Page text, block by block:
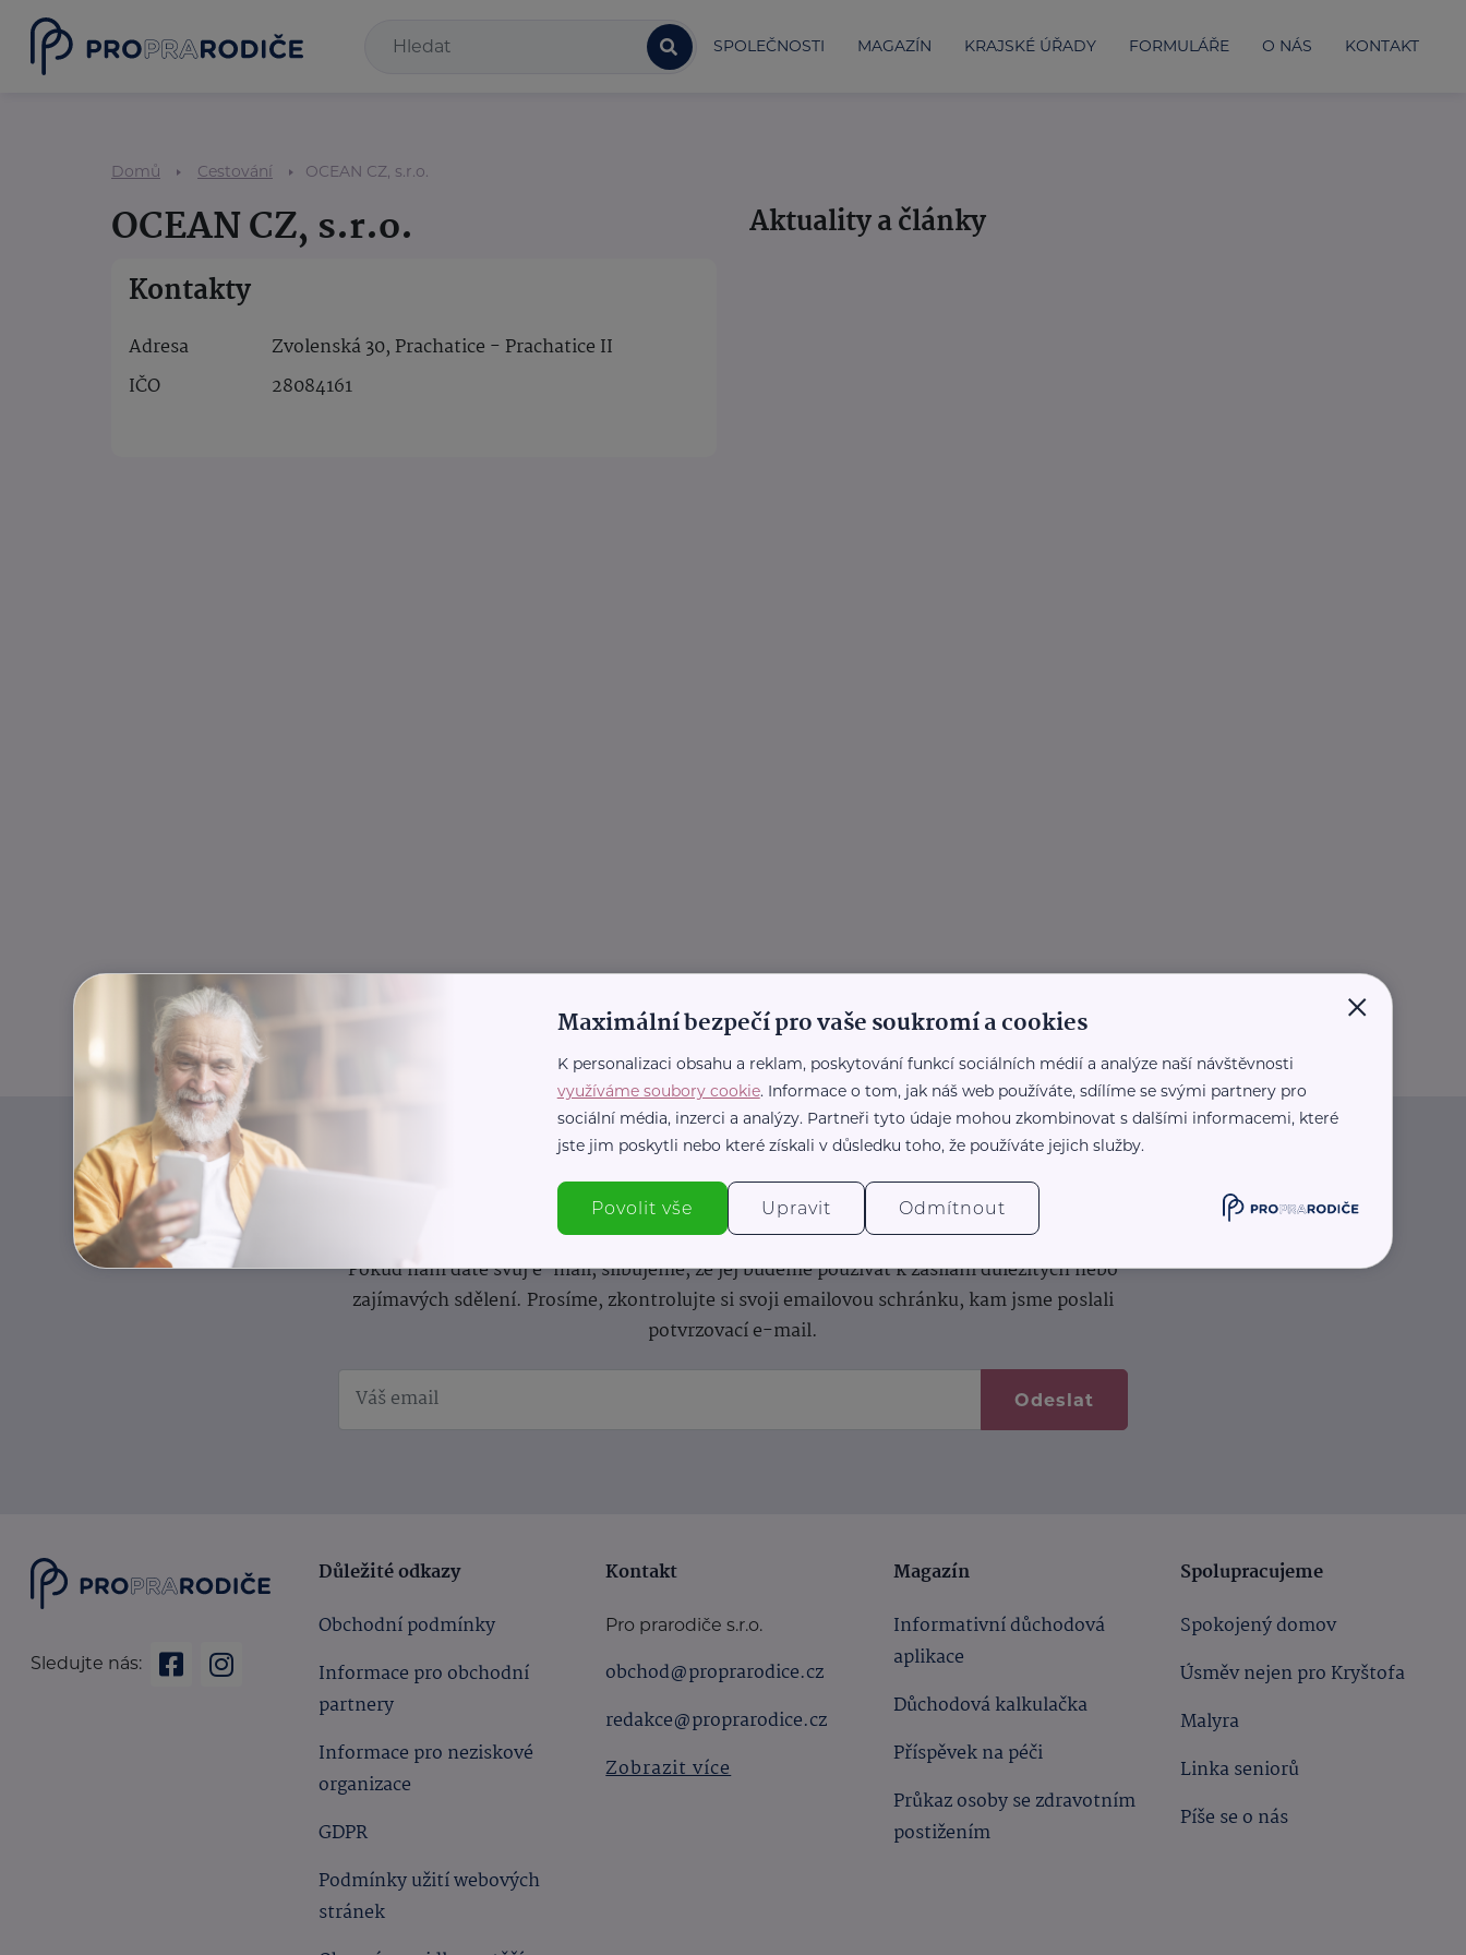
SPOLEČNOSTI MAGAZÍN KRAJSKÉ ÚŘADY FORMULÁŘE O NÁS KONTAKT
Domů Cestování OCEAN CZ, s.r.o.
OCEAN CZ, s.r.o.
Kontakty
Adresa
Zvolenská 30, Prachatice - Prachatice II
IČO
28084161
Aktuality a články
Informace(nejen)pro prarodiče
Přihlaste se k odběru novinek a buďte v obraze bez ohledu na počet svíček na vašem dortu.
Pokud nám dáte svůj e-mail, slibujeme, že jej budeme používat k zasílání důležitých nebo
zajímavých sdělení. Prosíme, zkontrolujte si svoji emailovou schránku, kam jsme poslali
potvrzovací e-mail.
Odeslat
Sledujte nás:
Důležité odkazy
Obchodní podmínky
Informace pro obchodní
partnery
Informace pro neziskové
organizace
GDPR
Podmínky užití webových
stránek
Kontakt
Pro prarodiče s.r.o.
obchod@proprarodice.cz
redakce@proprarodice.cz
Zobrazit více
Magazín
Informativní důchodová
aplikace
Důchodová kalkulačka
Příspěvek na péči
Průkaz osoby se zdravotním
postižením
Spolupracujeme
Spokojený domov
Úsměv nejen pro Kryštofa
Malyra
Linka seniorů
Píše se o nás
×
Maximální bezpečí pro vaše soukromí a cookies
K personalizaci obsahu a reklam, poskytování funkcí sociálních médií a analýze naší návštěvnosti
využíváme soubory cookie. Informace o tom, jak náš web používáte, sdílíme se svými partnery pro
sociální média, inzerci a analýzy. Partneři tyto údaje mohou zkombinovat s dalšími informacemi, které
jste jim poskytli nebo které získali v důsledku toho, že používáte jejich služby.
Povolit vše Upravit Odmítnout